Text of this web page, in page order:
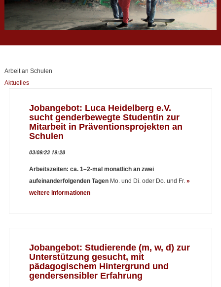
Arbeit an Schulen
Aktuelles
Jobangebot: Luca Heidelberg e.V.
sucht genderbewegte Studentin zur
Mitarbeit in Präventionsprojekten an
Schulen
03/09/23 19:28
Arbeitszeiten: ca. 1–2-mal monatlich an zwei
aufeinanderfolgenden TagenMo. und Di. oder Do. und Fr. »
weitere Informationen
Jobangebot: Studierende (m, w, d) zur
Unterstützung gesucht, mit
pädagogischem Hintergrund und
gendersensibler Erfahrung